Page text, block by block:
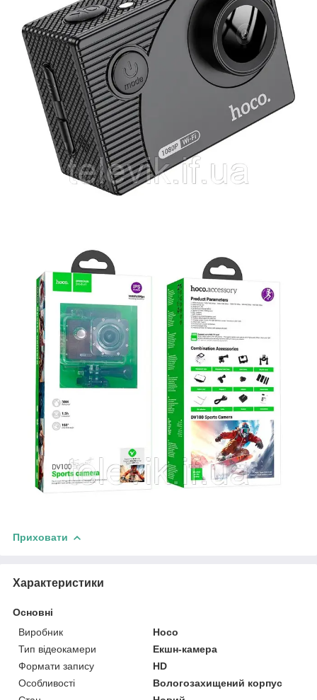
Приховати
Характеристики
Основні
Виробник
Hoco
Тип відеокамери
Екшн-камера
Формати запису
HD
Особливості
Вологозахищений корпус